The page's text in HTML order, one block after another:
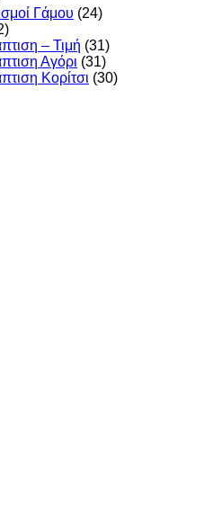
Γάμου (24)
– Τιμή (31)
Αγόρι (31)
Κορίτσι (30)